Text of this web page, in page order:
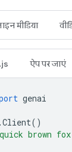
मीडिया
ऐप पर जाएं
genai
.Client()
brown